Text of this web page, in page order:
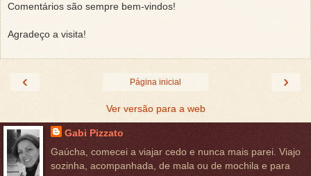
Comentários são sempre bem-vindos!
Agradeço a visita!
‹ ›
Página inicial
Ver versão para a web
Gabi Pizzato
Gaúcha, comecei a viajar cedo e nunca mais parei. Viajo
sozinha, acompanhada, de mala ou de mochila e para